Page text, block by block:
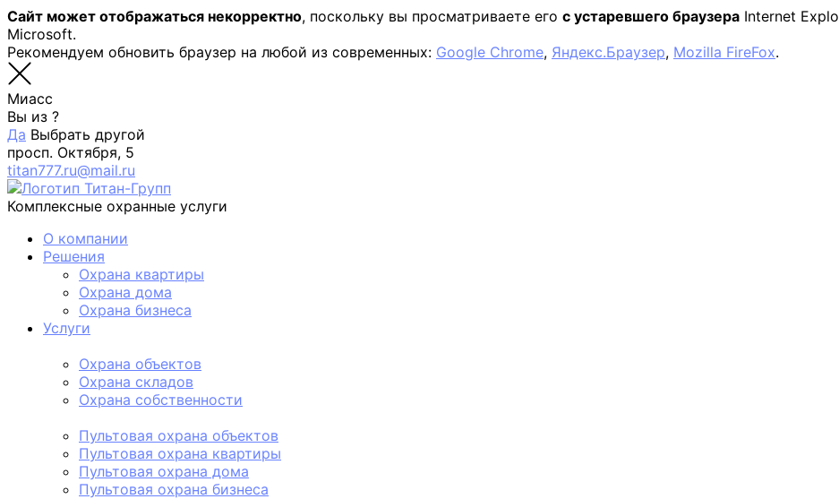
Сайт может отображаться некорректно, поскольку вы просматриваете его с устаревшего браузера Internet
Microsoft.
Рекомендуем обновить браузер на любой из современных: Google Chrome, Яндекс.Браузер, Mozilla FireFox.
Миасс
Вы из ?
Да Выбрать другой
просп. Октября, 5
titan777.ru@mail.ru
Комплексные охранные услуги
О компании
Решения
Охрана квартиры
Охрана дома
Охрана бизнеса
Услуги
Охрана объектов
Охрана складов
Охрана собственности
Пультовая охрана объектов
Пультовая охрана квартиры
Пультовая охрана дома
Пультовая охрана бизнеса